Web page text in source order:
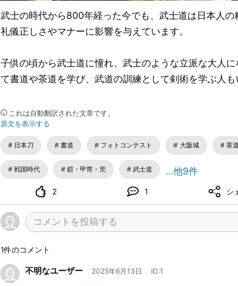
武士の時代から800年経った今でも、武士道は日本人
礼儀正しさやマナーに影響を与えています。
子供の頃から武士道に憧れ、武士のような立派な大人
て書道や茶道を学び、武道の訓練として剣術を学ぶ人も
かつては「尊敬される人」を「武士」と呼んでいました
です。
海外から武士道を学び、「侍」を志す人たちが、今夜
#刀 #武士道 #侍刀
これは自動翻訳された文章です。
原文を表示する
日本刀 書道 フォトコンテスト 大阪城 茶道
戦国時代 鎧・甲冑・兜 武士道 …他9件
2 1 シ
1件のコメント
不明なユーザー 2025年6月13日 ID:1